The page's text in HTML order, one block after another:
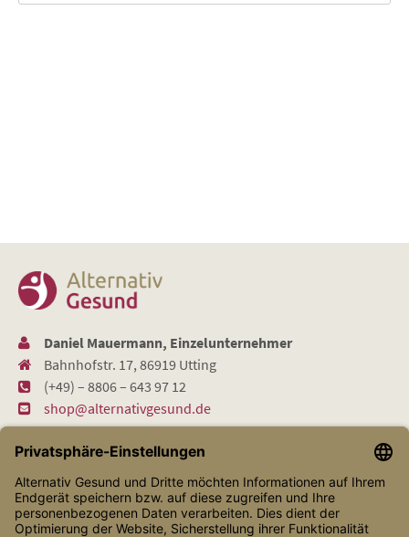
Daniel Mauermann, Einzelunternehmer
Bahnhofstr. 17, 86919 Utting
(+49) – 8806 – 643 97 12
shop@alternativgesund.de
Shop Service